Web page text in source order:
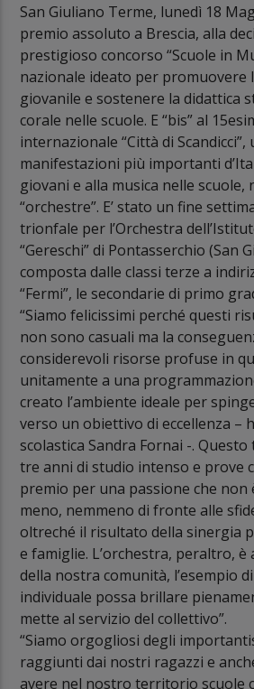
San Giuliano Terme, lunedì 18
premio assoluto a Brescia, alla
prestigioso concorso “Scuole in
nazionale ideato per promuovere
giovanile e sostenere la didattica
corale nelle scuole. E “bis” al
internazionale “Città di Scandicci”,
manifestazioni più importanti
giovani e alla musica nelle scuole,
“orchestre”. E’ stato un fine
trionfale per l’Orchestra
“Gereschi” di Pontasserchio (San
composta dalle classi terze a
“Fermi”, le secondarie di primo
“Siamo felicissimi perché questi
non sono casuali ma la
considerevoli risorse profuse in
unitamente a una
creato l’ambiente ideale per
verso un obiettivo di eccellenza –
scolastica Sandra Fornai -.
tre anni di studio intenso e prove
premio per una passione che non
meno, nemmeno di fronte alle
oltreché il risultato della sinergia
e famiglie. L’orchestra, peraltro, è
della nostra comunità, l’esempio
individuale possa brillare
mette al servizio del collettivo”.
“Siamo orgogliosi degli
raggiunti dai nostri ragazzi e
avere nel nostro territorio scuole